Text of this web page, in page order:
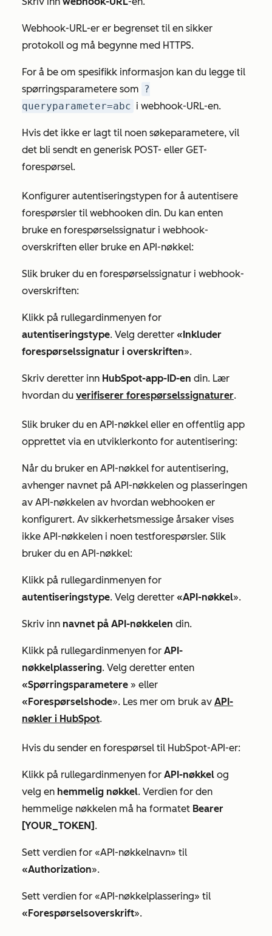
Webhook-URL-er er begrenset til en sikker
protokoll og må begynne med HTTPS.
For å be om spesifikk informasjon kan du legge til
spørringsparametere som ?
queryparameter=abc i webhook-URL-en.
Hvis det ikke er lagt til noen søkeparametere, vil
det bli sendt en generisk POST- eller GET-
forespørsel.
Konfigurer autentiseringstypen for å autentisere
forespørsler til webhooken din. Du kan enten
bruke en forespørselssignatur i webhook-
overskriften eller bruke en API-nøkkel:
Slik bruker du en forespørselssignatur i webhook-
overskriften:
Klikk på rullegardinmenyen for
autentiseringstype. Velg deretter «Inkluder
forespørselssignatur i overskriften».
Skriv deretter inn HubSpot-app-ID-en din. Lær
hvordan du verifiserer forespørselssignaturer.
Slik bruker du en API-nøkkel eller en offentlig app
opprettet via en utviklerkonto for autentisering:
Når du bruker en API-nøkkel for autentisering,
avhenger navnet på API-nøkkelen og plasseringen
av API-nøkkelen av hvordan webhooken er
konfigurert. Av sikkerhetsmessige årsaker vises
ikke API-nøkkelen i noen testforespørsler. Slik
bruker du en API-nøkkel:
Klikk på rullegardinmenyen for
autentiseringstype. Velg deretter «API-nøkkel».
Skriv inn navnet på API-nøkkelen din.
Klikk på rullegardinmenyen for API-
nøkkelplassering. Velg deretter enten
«Spørringsparametere » eller
«Forespørselshode». Les mer om bruk av API-
nøkler i HubSpot.
Hvis du sender en forespørsel til HubSpot-API-er:
Klikk på rullegardinmenyen for API-nøkkel og
velg en hemmelig nøkkel. Verdien for den
hemmelige nøkkelen må ha formatet Bearer
[YOUR_TOKEN] .
Sett verdien for «API-nøkkelnavn» til
«Authorization».
Sett verdien for «API-nøkkelplassering» til
«Forespørselsoverskrift».